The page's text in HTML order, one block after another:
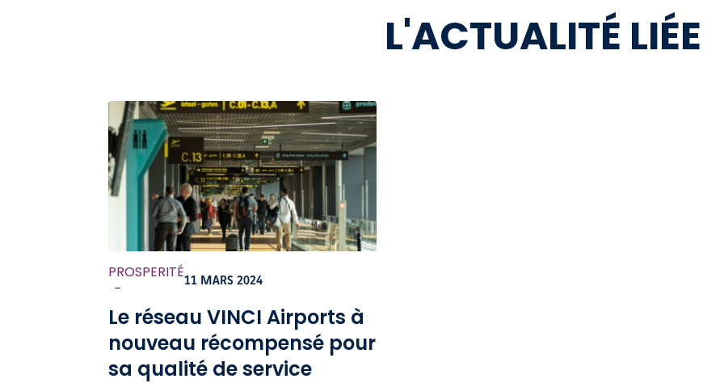
L'ACTUALITÉ LIÉE
PROSPERITÉ
-
11 MARS 2024
Le réseau VINCI Airports à
nouveau récompensé pour
sa qualité de service